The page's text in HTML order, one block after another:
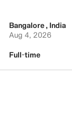
Bangalore, India
Aug 4, 2026
Full-time